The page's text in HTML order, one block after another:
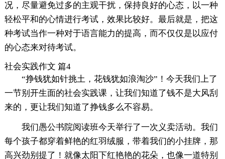
况，尽量避免过多的主观干扰，保持良好的心态，以一种
轻松平和的心情进行考试，效果比较好。最后就是，把这
种考试当作一种对于语言能力的提高，而不仅仅是以应付
的心态来对待考试。
社会实践作文 篇4
“挣钱犹如针挑土，花钱犹如浪淘沙”！今天我们上了
一节别开生面的社会实践课，让我们知道了钱不是大风刮
来的，更让我们知道了挣钱多么不容易。
我们愚公书院阅读班今天举行了一次义卖活动。我们
每个孩子都穿着鲜艳的红羽绒服，带着我们的小挂牌，那
高兴劲别提了！就像太阳下红艳艳的花朵，也像一道特别